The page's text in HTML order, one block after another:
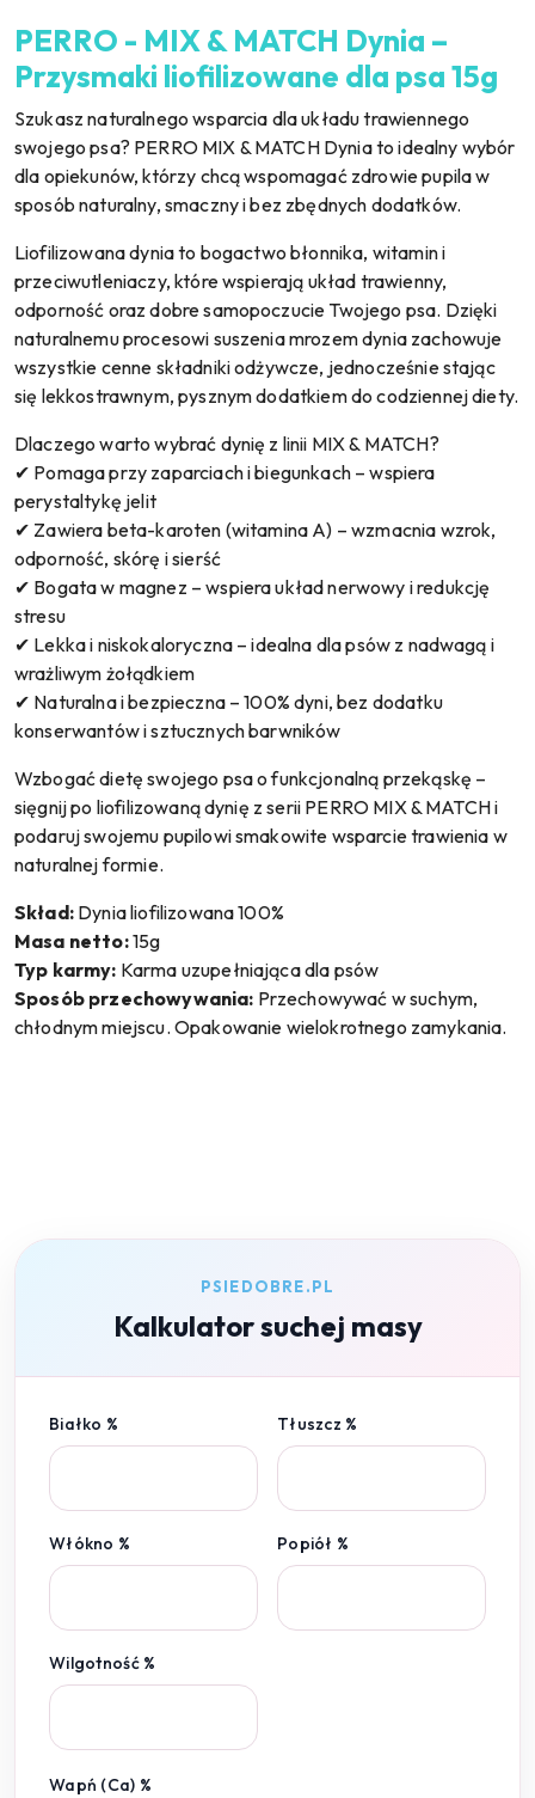
PERRO - MIX & MATCH Dynia –
Przysmaki liofilizowane dla psa 15g
Szukasz naturalnego wsparcia dla układu trawiennego
swojego psa? PERRO MIX & MATCH Dynia to idealny wybór
dla opiekunów, którzy chcą wspomagać zdrowie pupila w
sposób naturalny, smaczny i bez zbędnych dodatków.
Liofilizowana dynia to bogactwo błonnika, witamin i
przeciwutleniaczy, które wspierają układ trawienny,
odporność oraz dobre samopoczucie Twojego psa. Dzięki
naturalnemu procesowi suszenia mrozem dynia zachowuje
wszystkie cenne składniki odżywcze, jednocześnie stając
się lekkostrawnym, pysznym dodatkiem do codziennej diety.
Dlaczego warto wybrać dynię z linii MIX & MATCH?
✔ Pomaga przy zaparciach i biegunkach – wspiera
perystaltykę jelit
✔ Zawiera beta-karoten (witamina A) – wzmacnia wzrok,
odporność, skórę i sierść
✔ Bogata w magnez – wspiera układ nerwowy i redukcję
stresu
✔ Lekka i niskokaloryczna – idealna dla psów z nadwagą i
wrażliwym żołądkiem
✔ Naturalna i bezpieczna – 100% dyni, bez dodatku
konserwantów i sztucznych barwników
Wzbogać dietę swojego psa o funkcjonalną przekąskę –
sięgnij po liofilizowaną dynię z serii PERRO MIX & MATCH i
podaruj swojemu pupilowi smakowite wsparcie trawienia w
naturalnej formie.
Skład:Dynia liofilizowana 100%
Masa netto:15g
Typ karmy: Karma uzupełniająca dla psów
Sposób przechowywania: Przechowywać w suchym,
chłodnym miejscu. Opakowanie wielokrotnego zamykania.
PSIEDOBRE.PL
Kalkulator suchej masy
Białko % Tłuszcz %
Włókno % Popiół %
Wilgotność %
Wapń (Ca) %